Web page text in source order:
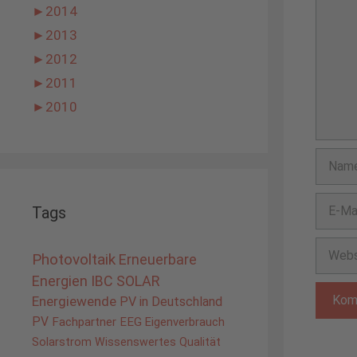
Mail-
► 2014
► 2013
► 2012
► 2011
► 2010
Tags
Photovoltaik Erneuerbare
Energien IBC SOLAR
Energiewende PV in Deutschland
PV Fachpartner EEG Eigenverbrauch
Solarstrom Wissenswertes Qualität